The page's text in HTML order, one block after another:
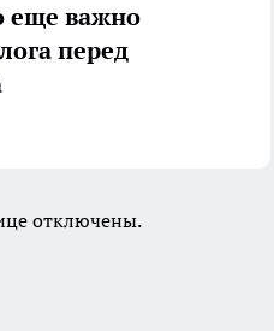
еще важно
перед
отключены.